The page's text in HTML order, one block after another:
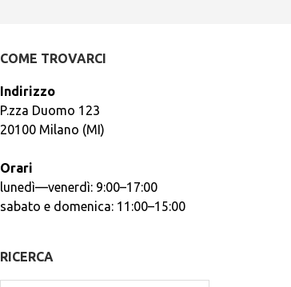
COME TROVARCI
Indirizzo
P.zza Duomo 123
20100 Milano (MI)
Orari
lunedì—venerdì: 9:00–17:00
sabato e domenica: 11:00–15:00
RICERCA